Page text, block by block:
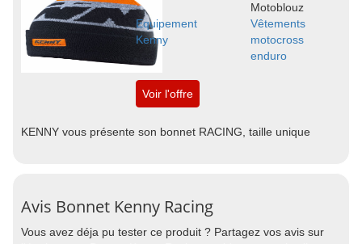
Motoblouz
Equipement
Kenny
Vêtements
motocross
enduro
Voir l'offre
KENNY vous présente son bonnet RACING, taille unique
Avis Bonnet Kenny Racing
Vous avez déja pu tester ce produit ? Partagez vos avis sur